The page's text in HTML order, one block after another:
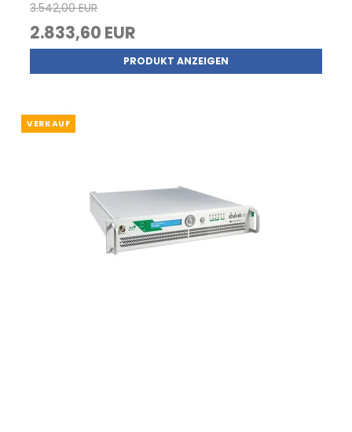
3.542,00 EUR
2.833,60 EUR
PRODUKT ANZEIGEN
VERKAUF